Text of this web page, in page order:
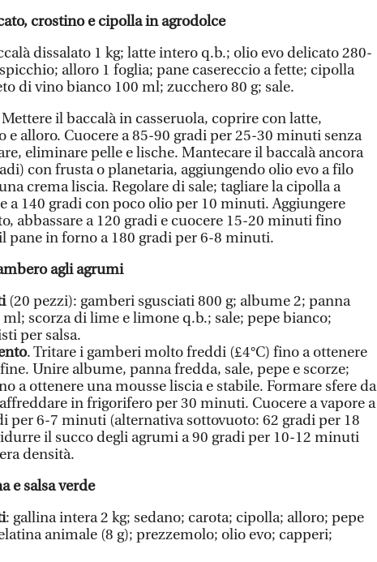
crostino e cipolla in agrodolce
dissalato 1 kg; latte intero q.b.; olio evo delicato 280-
alloro 1 foglia; pane casereccio a fette; cipolla
di vino bianco 100 ml; zucchero 80 g; sale.
il baccalà in casseruola, coprire con latte,
e alloro. Cuocere a 85-90 gradi per 25-30 minuti senza
eliminare pelle e lische. Mantecare il baccalà ancora
con frusta o planetaria, aggiungendo olio evo a filo
crema liscia. Regolare di sale; tagliare la cipolla a
a 140 gradi con poco olio per 10 minuti. Aggiungere
abbassare a 120 gradi e cuocere 15-20 minuti fino
pane in forno a 180 gradi per 6-8 minuti.
agli agrumi
(20 pezzi): gamberi sgusciati 800 g; albume 2; panna
ml; scorza di lime e limone q.b.; sale; pepe bianco;
per salsa.
. Tritare i gamberi molto freddi (£4°C) fino a ottenere
Unire albume, panna fredda, sale, pepe e scorze;
a ottenere una mousse liscia e stabile. Formare sfere da
in frigorifero per 30 minuti. Cuocere a vapore a
per 6-7 minuti (alternativa sottovuoto: 62 gradi per 18
il succo degli agrumi a 90 gradi per 10-12 minuti
densità.
e salsa verde
: gallina intera 2 kg; sedano; carota; cipolla; alloro; pepe
animale (8 g); prezzemolo; olio evo; capperi;